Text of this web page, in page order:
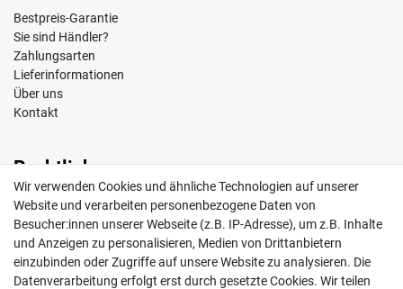
Bestpreis-Garantie
Sie sind Händler?
Zahlungsarten
Lieferinformationen
Über uns
Kontakt
Rechtliches
Impressum
AGB
Widerrufsrecht
Datenschutz
Vertrag widerrufen
Wir verwenden Cookies und ähnliche Technologien auf unserer
Website und verarbeiten personenbezogene Daten von
Besucher:innen unserer Webseite (z.B. IP-Adresse), um z.B. Inhalte
und Anzeigen zu personalisieren, Medien von Drittanbietern
einzubinden oder Zugriffe auf unsere Website zu analysieren. Die
Datenverarbeitung erfolgt erst durch gesetzte Cookies. Wir teilen